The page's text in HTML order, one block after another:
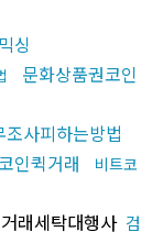
싱
문화상품권코인
조사피하는방법
인퀵거래
비트코
래세탁대행사 검